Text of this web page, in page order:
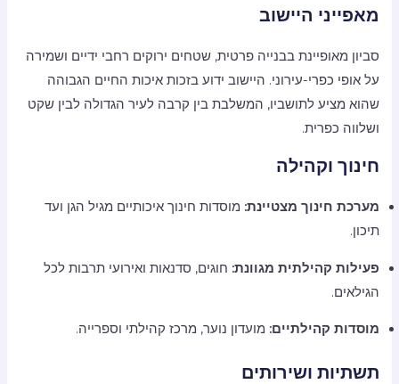
מאפייני היישוב
סביון מאופיינת בבנייה פרטית, שטחים ירוקים רחבי ידיים ושמירה
על אופי כפרי-עירוני. היישוב ידוע בזכות איכות החיים הגבוהה
שהוא מציע לתושביו, המשלבת בין קרבה לעיר הגדולה לבין שקט
ושלווה כפרית.
חינוך וקהילה
מערכת חינוך מצטיינת:מוסדות חינוך איכותיים מגיל הגן ועד
תיכון.
פעילות קהילתית מגוונת:חוגים, סדנאות ואירועי תרבות לכל
הגילאים.
מוסדות קהילתיים:מועדון נוער, מרכז קהילתי וספרייה.
תשתיות ושירותים